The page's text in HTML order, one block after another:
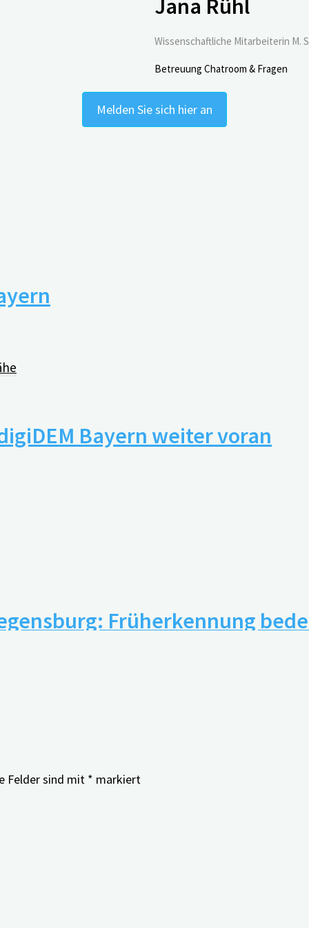
Jana Rühl
Wissenschaftliche Mitarbeiterin M.
Betreuung Chatroom & Fragen
Melden Sie sich hier an
Bayern weiter voran
Früherkennung
Felder sind mit * markiert